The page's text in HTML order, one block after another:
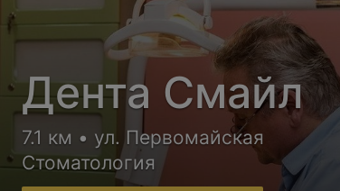
Дента Смайл
7.1 км • ул. Первомайская
Стоматология